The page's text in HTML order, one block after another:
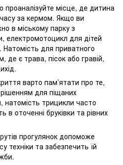
проаналізуйте місце, де дитина
за кермом. Якщо ви
в міському парку з
електромотоцикл для дітей
для приватного
де є трава, пісок або гравій,
варто пам’ятати про те,
для піщаних
натомість трицикли часто
в оточенні бруківки та рівних
прогулянок допоможе
техніки та забезпечить їй